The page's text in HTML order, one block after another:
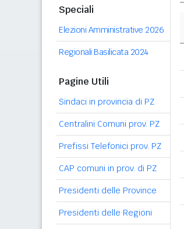
Speciali
Elezioni Amministrative 2026
Regionali Basilicata 2024
Pagine Utili
Sindaci in provincia di PZ
Centralini Comuni prov. PZ
Prefissi Telefonici prov. PZ
CAP comuni in prov. di PZ
Presidenti delle Province
Presidenti delle Regioni